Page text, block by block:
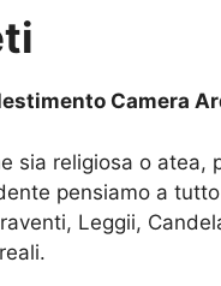
Camera
sia religiosa o atea,
pensiamo a
Leggii,